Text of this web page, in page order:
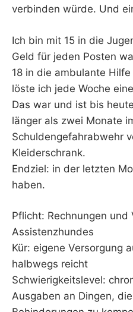
verbinden würde. Und
Ich bin mit 15 in die
Geld für jeden Posten
18 in die ambulante
löste ich jede Woche
Das war und ist bis
länger als zwei Monate
Schuldengefahrabwehr
Kleiderschrank.
Endziel: in der letzten
haben.
Pflicht: Rechnungen und
Assistenzhundes
Kür: eigene Versorgung
halbwegs reicht
Schwierigkeitslevel:
Ausgaben an Dingen,